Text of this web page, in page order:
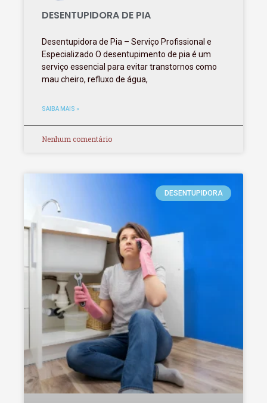
DESENTUPIDORA DE PIA
Desentupidora de Pia – Serviço Profissional e
Especializado O desentupimento de pia é um
serviço essencial para evitar transtornos como
mau cheiro, refluxo de água,
SAIBA MAIS »
Nenhum comentário
DESENTUPIDORA